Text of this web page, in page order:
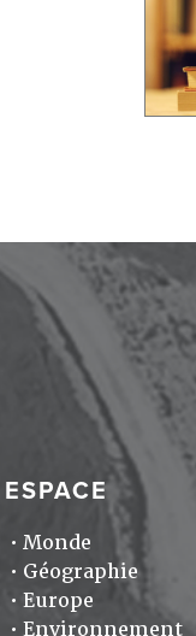
ESPACE
Monde
Géographie
Europe
Environnement